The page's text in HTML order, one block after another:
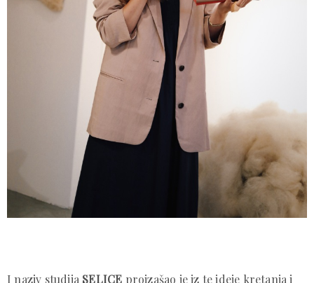
I naziv studija SELICE proizašao je iz te ideje kretanja i